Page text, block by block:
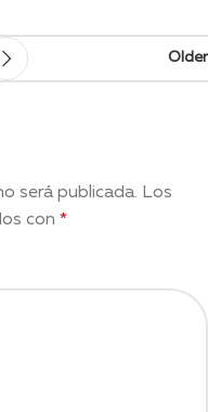
Older
será publicada. Los
con *